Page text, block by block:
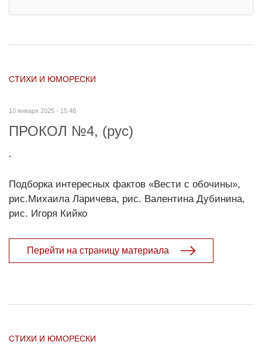
СТИХИ И ЮМОРЕСКИ
10 января 2025 - 15:48
ПРОКОЛ №4, (рус)
.
Подборка интересных фактов «Вести с обочины»,
рис.Михаила Ларичева, рис. Валентина Дубинина,
рис. Игоря Кийко
Перейти на страницу материала
СТИХИ И ЮМОРЕСКИ